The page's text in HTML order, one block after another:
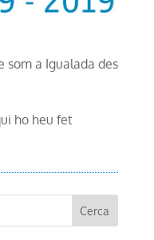
som a Igualada des
ho heu fet